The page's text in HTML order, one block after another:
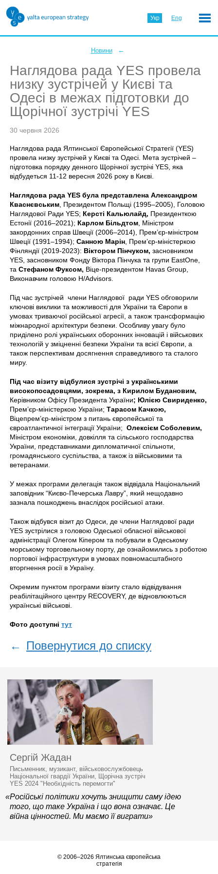
Укр Eng
Новини ←
Наглядова рада YES провела
низку зустрічей у Києві та
Одесі в межах підготовки до
Щорічної зустрічі YES
30 червня 2026
Наглядова рада Ялтинської Європейської Стратегії (YES)
провела низку зустрічей у Києві та Одесі. Мета зустрічей –
підготовка порядку денного Щорічної зустрічі YES, яка
відбудеться 11-12 вересня 2026 року в Києві.
Наглядова рада YES була представлена Александром
Кваснєвським , Президентом Польщі (1995–2005), Головою
Наглядової Ради YES; Керсті Кальюлайд, Президенткою
Естонії (2016–2021); Карлом Більдтом , Міністром
закордонних справ Швеції (2006–2014), Прем’єр-міністром
Швеції (1991–1994); Санною Марін , Прем’єр-міністеркою
Фінляндії (2019-2023): Віктором Пінчуком, засновником
YES, засновником Фонду Віктора Пінчука та групи EastOne,
та Стефаном Фуксом, Віце-президентом Havas Group,
Виконавчим головою H/Advisors.
Під час зустрічей члени Наглядової ради YES обговорили
ключові виклики та можливості для України та Європи в
умовах триваючої російської агресії, а також трансформацію
міжнародної архітектури безпеки. Особливу увагу було
приділено ролі українських оборонних інновацій і військових
технологій у зміцненні безпеки України та всієї Європи, а
також перспективам досягнення справедливого та сталого
миру.
Під час візиту відбулися зустрічі з українськими
високопосадовцями, зокрема, з Кирилом Будановим,
Керівником Офісу Президента України; Юлією Свириденко,
Прем’єр-міністеркою України; Тарасом Качкою,
Віцепремʼєр-міністром з питань європейської та
євроатлантичної інтеграції України; Олексієм Соболевим,
Міністром економіки, довкілля та сільського господарства
України, представниками дипломатичної спільноти,
громадянського суспільства, а також із військовими та
ветеранами.
У межах програми делегація також відвідала Національний
заповідник “Києво-Печерська Лавру”, який нещодавно
зазнала пошкоджень внаслідок російської атаки.
Також відбувся візит до Одеси, де члени Наглядової ради
YES зустрілися з головою Одеської обласної військової
адміністрації Олегом Кіпером та побували в Одеському
морському торговельному порту, де ознайомились з роботою
портової інфраструктури в умовах повномасштабного
вторгнення росії в Україну.
Окремим пунктом програми візиту стало відвідування
реабілітаційного центру RECOVERY, де відновлюються
українські військові.
Фото доступні тут
← Повернутися до списку
Сергій Жадан
Письменник, музикант, військовослужбовець
Національної гвардії України, Щорічна зустріч
YES 2024 "Необхідність перемогти"
«Російські політики хочуть знищити саму ідею
того, що таке Україна і що вона означає. Це
війна цінностей. Ми маємо її виграти»
© 2006–2026 Ялтинська європейська
стратегія